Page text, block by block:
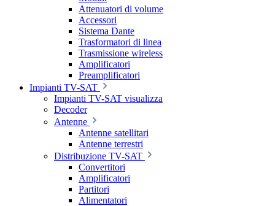
Attenuatori di volume
Accessori
Sistema Dante
Trasformatori di linea
Trasmissione wireless
Amplificatori
Preamplificatori
Impianti TV-SAT
Impianti TV-SAT visualizza
Decoder
Antenne
Antenne satellitari
Antenne terrestri
Distribuzione TV-SAT
Convertitori
Amplificatori
Partitori
Alimentatori